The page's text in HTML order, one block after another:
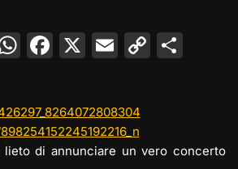
W
s
A
F
e
b
X E
l
C
Li vi
lieto di annunciare un vero concerto